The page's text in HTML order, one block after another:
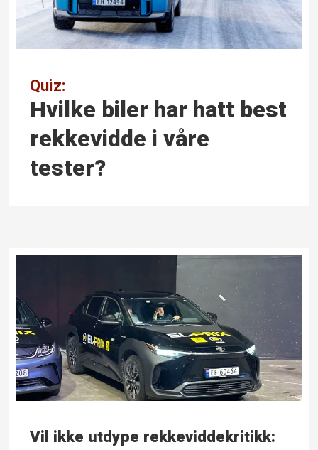
Quiz:
Hvilke biler har hatt best
rekkevidde i våre
tester?
Vil ikke utdype rekkeviddekritikk: